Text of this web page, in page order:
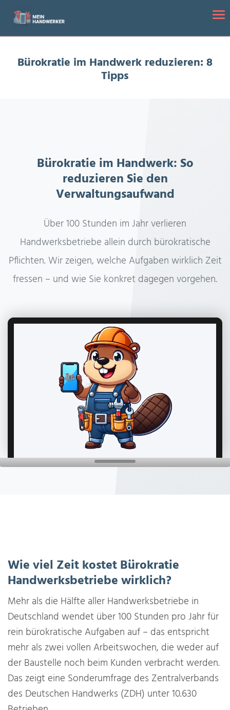
Startseite
Bürokratie im Handwerk reduzieren: 8
Tipps
Bürokratie im Handwerk: So
reduzieren Sie den
Verwaltungsaufwand
Über 100 Stunden im Jahr verlieren
Handwerksbetriebe allein durch bürokratische
Pflichten. Wir zeigen, welche Aufgaben wirklich Zeit
fressen – und wie Sie konkret dagegen vorgehen.
Wie viel Zeit kostet Bürokratie
Handwerksbetriebe wirklich?
Mehr als die Hälfte aller Handwerksbetriebe in
Deutschland wendet über 100 Stunden pro Jahr für
rein bürokratische Aufgaben auf – das entspricht
mehr als zwei vollen Arbeitswochen, die weder auf
der Baustelle noch beim Kunden verbracht werden.
Das zeigt eine Sonderumfrage des Zentralverbands
des Deutschen Handwerks (ZDH) unter 10.630